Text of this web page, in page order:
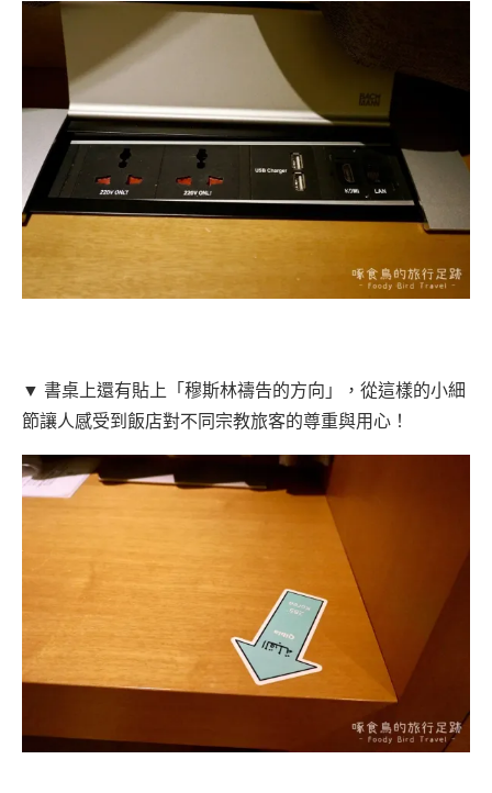
▼ 書桌上還有貼上「穆斯林禱告的方向」，從這樣的小細
節讓人感受到飯店對不同宗教旅客的尊重與用心！